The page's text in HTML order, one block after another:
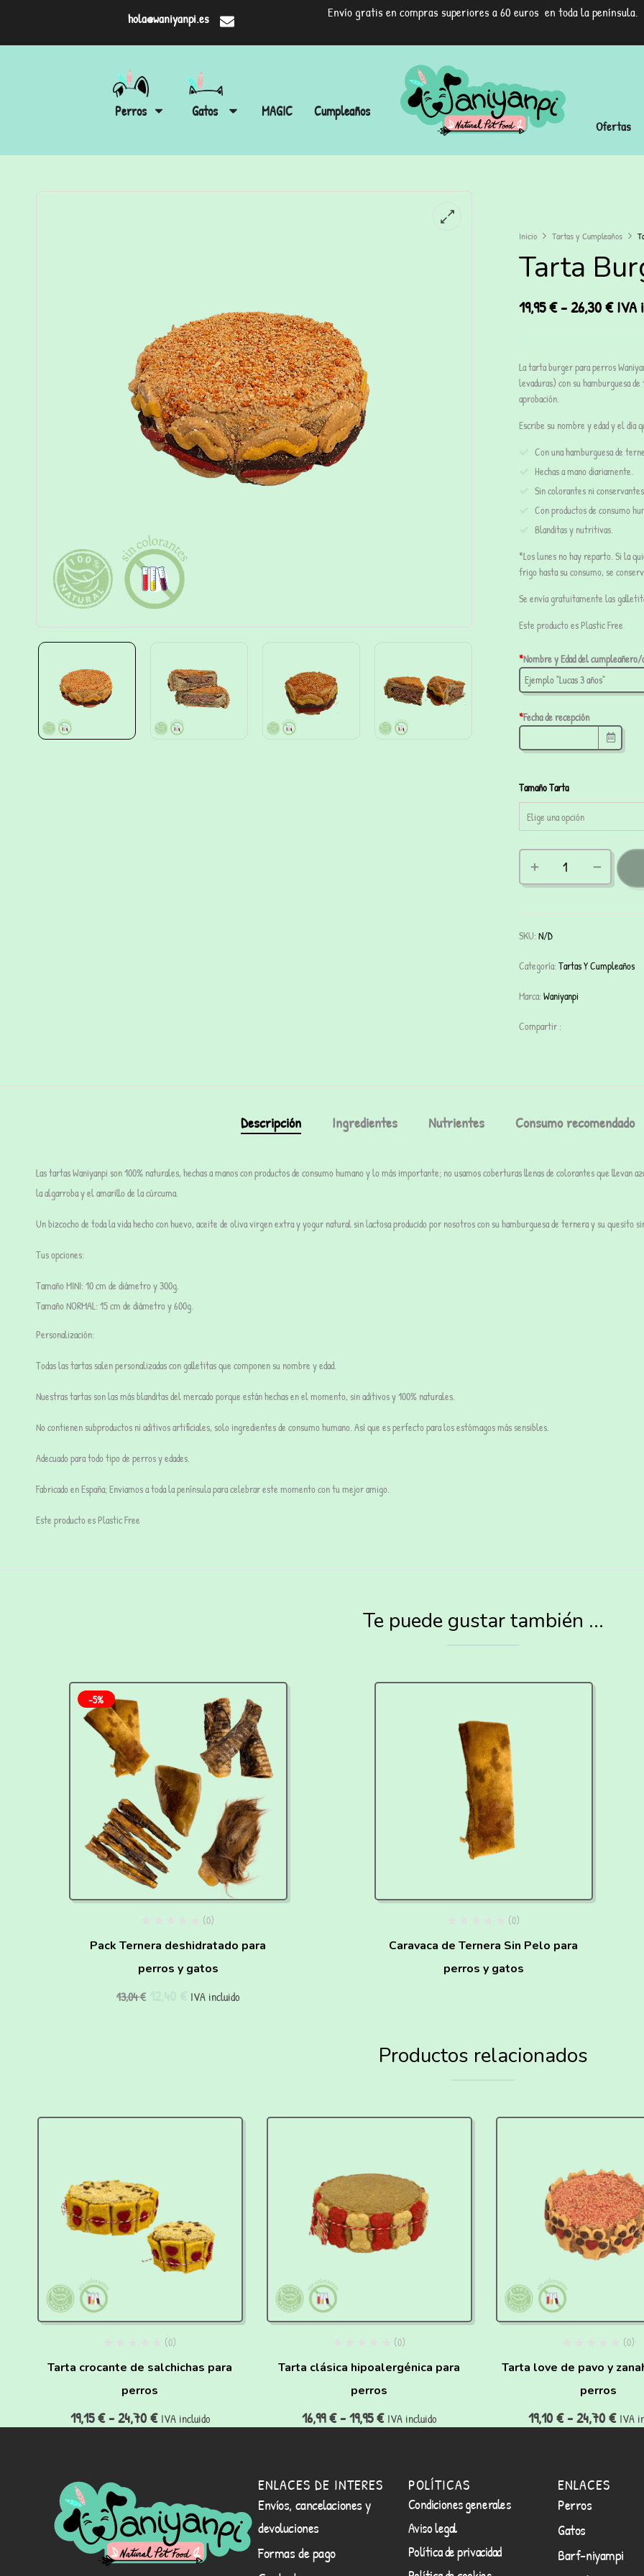
hola@waniyanpi.es Envío gratis en compras superiores a 60 euros en toda la península.
Perros Gatos MAGIC Cumpleaños
Ofertas
Inicio Tartas y Cumpleaños
Tarta
19,95€-26,30€IVA
La tarta burger para perros
levaduras) con su hamburguesa
aprobación.
Escribe su nombre y edad y el día
Con una hamburguesa de
Hechas a mano diariamente.
Sin colorantes ni
Con productos de consumo
Blanditas y nutritivas.
*Los lunes no hay reparto. Si la
frigo hasta su consumo, se
Se envía gratuitamente las
Este producto es Plastic Free
*Nombre y Edad del cumpleañero/
*Fecha de recepción
Tamaño Tarta
SKU: N/D
Categoría: Tartas Y Cumpleaños
Marca: Waniyanpi
Compartir :
Descripción Ingredientes Nutrientes Consumo recomendado
Lastartas Waniyanpi son 100% naturales, hechas a manos con productos de consumo humano y lo más importante; no usamos coberturasllenas de colorantes que llevan
la algarroba y el amarillo de la cúrcuma.
Un bizcocho de toda la vida hecho con huevo, aceite de oliva virgen extra y yogur natural sin lactosa producido por nosotros con su hamburguesa de ternera y su quesito
Tus opciones:
TamañoMINI: 10 cm de diámetro y 300g.
TamañoNORMAL: 15 cm de diámetro y 600g.
Personalización:
Todas las tartas salen personalizadas con galletitas que componen su nombre y edad.
Nuestras tartas sonlas más blanditasdel mercado porque están hechas en el momento, sin aditivos y 100% naturales.
No contienen subproductos ni aditivos artificiales, solo ingredientes de consumo humano. Así que es perfecto para los estómagos más sensibles.
Adecuado para todo tipo de perros y edades.
Fabricado en España; Enviamos a toda la península para celebrar este momento con tu mejor amigo.
Este producto es Plastic Free
Te puede gustar también ...
-5%
(0)
Pack Ternera deshidratado para
perros y gatos
13,04€ IVA incluido
(0)
Caravaca de Ternera Sin Pelo para
perros y gatos
Productos relacionados
(0)
Tarta crocante de salchichas para
perros
19,15€ - 24,70€ IVA incluido
(0)
Tarta clásica hipoalergénica para
perros
16,99€-19,95€ IVA incluido
(0)
Tarta love de pavo y
perros
19,10€-24,70€ IVA
ENLACES DE INTERES
Envíos, cancelaciones y
devoluciones
Formas de pago
POLÍTICAS
Condiciones generales
Aviso legal
Política de privacidad
ENLACES
Perros
Gatos
Barf-niyampi